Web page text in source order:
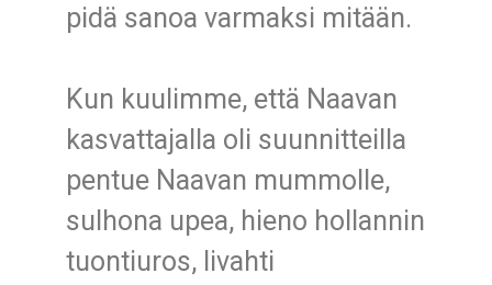
pidä sanoa varmaksi mitään.
Kun kuulimme, että Naavan
kasvattajalla oli suunnitteilla
pentue Naavan mummolle,
sulhona upea, hieno hollannin
tuontiuros, livahti